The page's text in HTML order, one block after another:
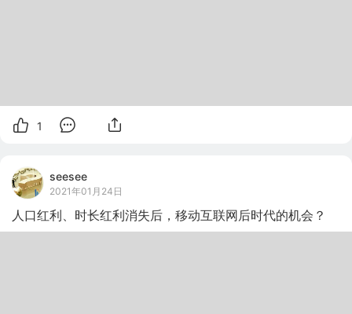
1
seesee
2021年01月24日
人口红利、时长红利消失后，移动互联网后时代的机会？